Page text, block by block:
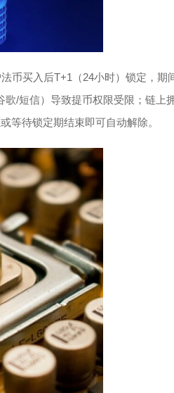
币买入后T+1（24小时）锁定，期
/短信）导致提币权限受限；链上
等待锁定期结束即可自动解除。